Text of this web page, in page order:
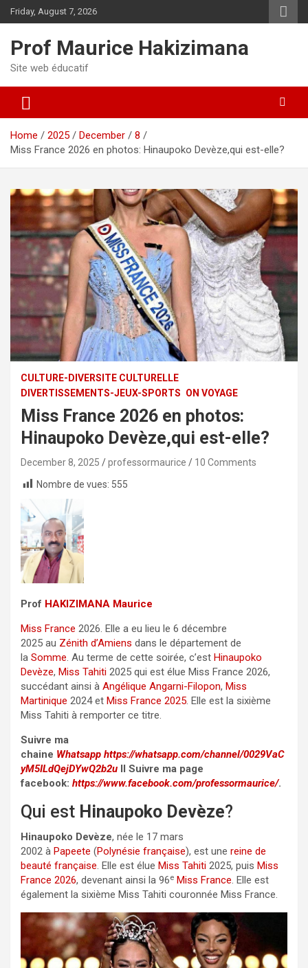
Skip
to
Friday, August 7, 2026
Prof Maurice Hakizimana
Site web éducatif
Home 2025 December
8
Miss France 2026 en photos: Hinaupoko Devèze,qui est-elle?
CULTURE-DIVERSITE CULTURELLE
DIVERTISSEMENTS-JEUX-SPORTS ON VOYAGE
Miss France 2026 en photos:
Hinaupoko Devèze,qui est-elle?
December 8, 2025 professormaurice
10 Comments
Nombre de vues: 555
Prof HAKIZIMANA Maurice
Miss France 2026. Elle a eu lieu le 6 décembre
2025 au Zénith d’Amiens dans le département de
la Somme. Au terme de cette soirée, c’est Hinaupoko
Devèze, Miss Tahiti 2025 qui est élue Miss France 2026,
succédant ainsi à Angélique Angarni-Filopon, Miss
Martinique 2024 et Miss France 2025. Elle est la sixième
Miss Tahiti à remporter ce titre.
Suivre ma
chaine Whatsapp https://whatsapp.com/channel/0029VaC
yM5ILdQejDYwQ2b2u II Suivre ma page
facebook: https://www.facebook.com/professormaurice/.
Qui est Hinaupoko Devèze?
Hinaupoko Devèze, née le 17 mars
2002 à Papeete (Polynésie française), est une reine de
beauté française. Elle est élue Miss Tahiti 2025, puis Miss
France 2026, devenant ainsi la 96e Miss France. Elle est
également la sixième Miss Tahiti couronnée Miss France.